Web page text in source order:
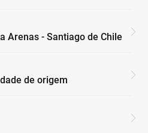
Arenas - Santiago de Chile
de origem